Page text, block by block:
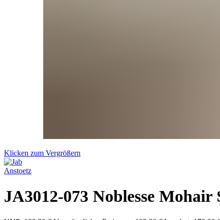
Klicken zum Vergrößern
JA3012-073 Noblesse